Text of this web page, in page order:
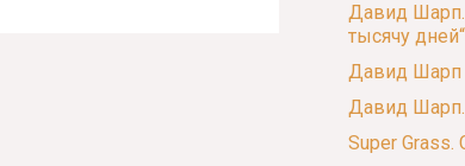
Давид Шарп.
тысячу
Давид Шарп
Давид Шарп.
Super Grass.